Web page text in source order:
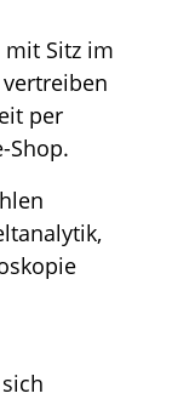
Sitz im
per
Shop.